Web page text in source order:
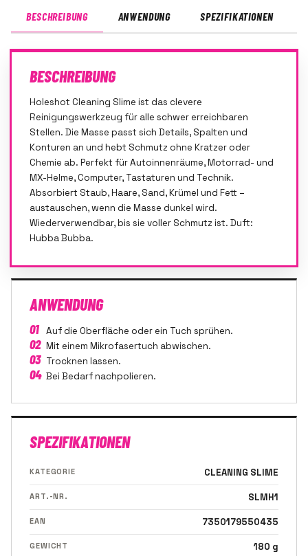
BESCHREIBUNG ANWENDUNG SPEZIFIKATIONEN
BESCHREIBUNG
Holeshot Cleaning Slime ist das clevere
Reinigungswerkzeug für alle schwer erreichbaren
Stellen. Die Masse passt sich Details, Spalten und
Konturen an und hebt Schmutz ohne Kratzer oder
Chemie ab. Perfekt für Autoinnenräume, Motorrad- und
MX-Helme, Computer, Tastaturen und Technik.
Absorbiert Staub, Haare, Sand, Krümel und Fett –
austauschen, wenn die Masse dunkel wird.
Wiederverwendbar, bis sie voller Schmutz ist. Duft:
Hubba Bubba.
ANWENDUNG
01 Auf die Oberfläche oder ein Tuch sprühen.
02 Mit einem Mikrofasertuch abwischen.
03 Trocknen lassen.
04 Bei Bedarf nachpolieren.
SPEZIFIKATIONEN
KATEGORIE CLEANING SLIME
ART.-NR. SLMH1
EAN 7350179550435
GEWICHT 180 g